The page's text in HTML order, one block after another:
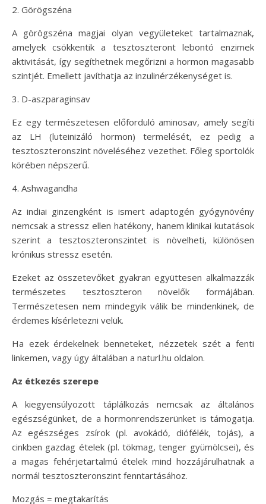
2. Görögszéna
A görögszéna magjai olyan vegyületeket tartalmaznak,
amelyek csökkentik a tesztoszteront lebontó enzimek
aktivitását, így segíthetnek megőrizni a hormon magasabb
szintjét. Emellett javíthatja az inzulinérzékenységet is.
3. D-aszparaginsav
Ez egy természetesen előforduló aminosav, amely segíti
az LH (luteinizáló hormon) termelését, ez pedig a
tesztoszteronszint növeléséhez vezethet. Főleg sportolók
körében népszerű.
4. Ashwagandha
Az indiai ginzengként is ismert adaptogén gyógynövény
nemcsak a stressz ellen hatékony, hanem klinikai kutatások
szerint a tesztoszteronszintet is növelheti, különösen
krónikus stressz esetén.
Ezeket az összetevőket gyakran együttesen alkalmazzák
természetes tesztoszteron növelők formájában.
Természetesen nem mindegyik válik be mindenkinek, de
érdemes kísérletezni velük.
Ha ezek érdekelnek benneteket, nézzetek szét a fenti
linkemen, vagy úgy általában a naturl.hu oldalon.
Az étkezés szerepe
A kiegyensúlyozott táplálkozás nemcsak az általános
egészségünket, de a hormonrendszerünket is támogatja.
Az egészséges zsírok (pl. avokádó, diófélék, tojás), a
cinkben gazdag ételek (pl. tökmag, tenger gyümölcsei), és
a magas fehérjetartalmú ételek mind hozzájárulhatnak a
normál tesztoszteronszint fenntartásához.
Mozgás = megtakarítás